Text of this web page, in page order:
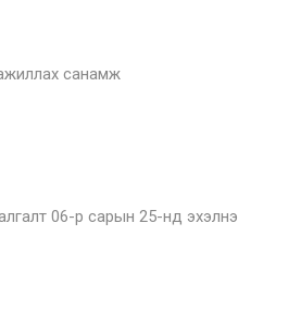
санамж
06-р сарын 25-нд эхэлнэ